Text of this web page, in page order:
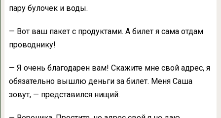
пару булочек и воды.
— Вот ваш пакет с продуктами. А билет я сама отдам
проводнику!
— Я очень благодарен вам! Скажите мне свой адрес, я
обязательно вышлю деньги за билет. Меня Саша
зовут, — представился нищий.